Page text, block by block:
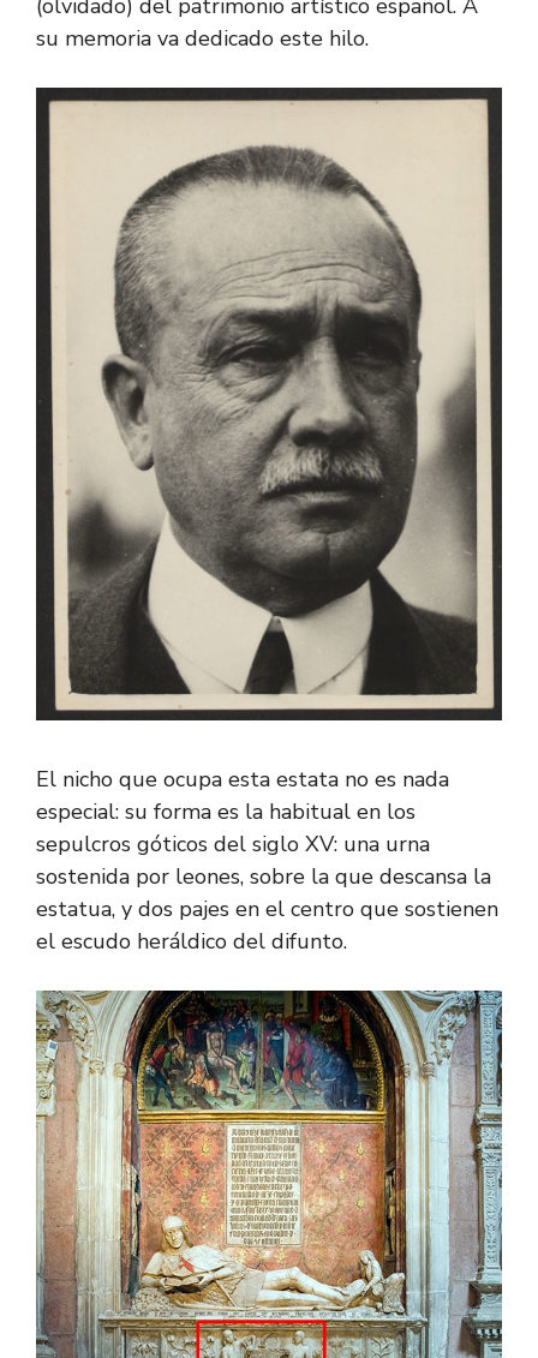
(olvidado) del patrimonio artístico español. A
su memoria va dedicado este hilo.
El nicho que ocupa esta estata no es nada
especial: su forma es la habitual en los
sepulcros góticos del siglo XV: una urna
sostenida por leones, sobre la que descansa la
estatua, y dos pajes en el centro que sostienen
el escudo heráldico del difunto.